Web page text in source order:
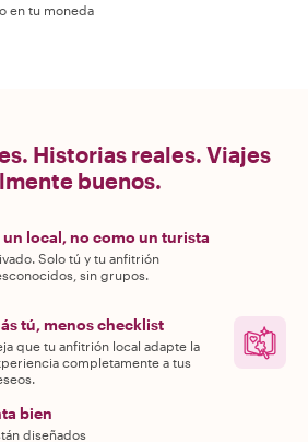
en tu moneda
Historias reales. Viajes
buenos.
local, no como un turista
Solo tú y tu anfitrión
sin grupos.
tú, menos checklist
que tu anfitrión local adapte la
completamente a tus
bien
diseñados